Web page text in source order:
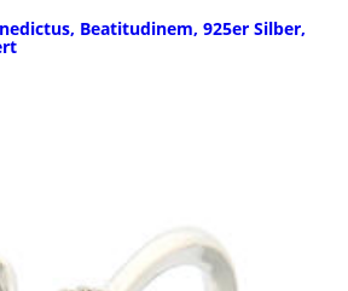
Beatitudinem, 925er Silber,